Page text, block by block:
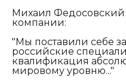
Михаил Федосовский
компании:
"Мы поставили себе
российские
квалификация
мировому уровню..."